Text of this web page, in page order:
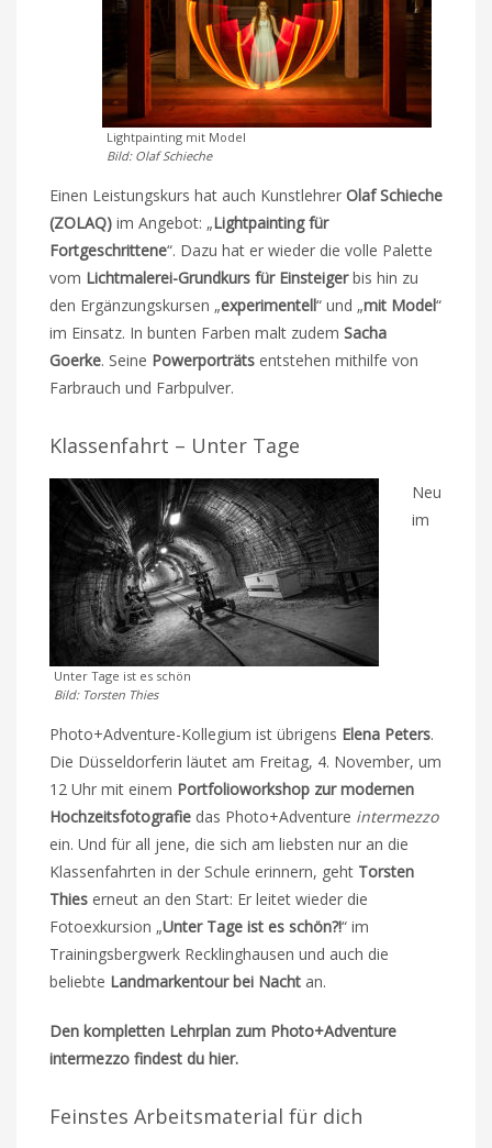
Lightpainting mit Model
Bild: Olaf Schieche
Einen Leistungskurs hat auch Kunstlehrer Olaf Schieche
(ZOLAQ) im Angebot: „Lightpainting für
Fortgeschrittene“. Dazu hat er wieder die volle Palette
vom Lichtmalerei-Grundkurs für Einsteigerbis hin zu
den Ergänzungskursen „experimentell“ und „mit Model“
im Einsatz. In bunten Farben malt zudem Sacha
Goerke. Seine Powerporträts entstehen mithilfe von
Farbrauch und Farbpulver.
Klassenfahrt – Unter Tage
Unter Tage ist es schön
Bild: Torsten Thies
Neu
im
Photo+Adventure-Kollegium ist übrigens Elena Peters.
Die Düsseldorferin läutet am Freitag, 4. November, um
12 Uhr mit einem Portfolioworkshop zur modernen
Hochzeitsfotografie das Photo+Adventure intermezzo
ein. Und für all jene, die sich am liebsten nur an die
Klassenfahrten in der Schule erinnern, geht Torsten
Thies erneut an den Start: Er leitet wieder die
Fotoexkursion „Unter Tage ist es schön?!“ im
Trainingsbergwerk Recklinghausen und auch die
beliebte Landmarkentour bei Nacht an.
Den kompletten Lehrplan zum Photo+Adventure
intermezzo findest du hier.
Feinstes Arbeitsmaterial für dich